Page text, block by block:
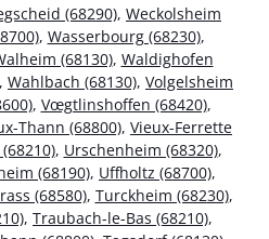
(68290), Weckolsheim
, Wasserbourg (68230),
(68130), Waldighofen
, Wahlbach (68130), Volgelsheim
, Vœgtlinshoffen (68420),
Thann (68800), Vieux-Ferrette
, Urschenheim (68320),
(68190), Uffholtz (68700),
(68580), Turckheim (68230),
, Traubach-le-Bas (68210),